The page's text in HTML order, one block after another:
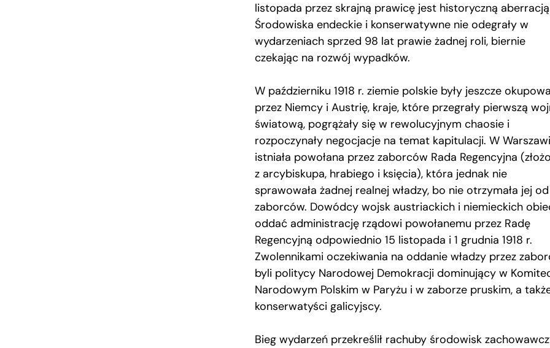
listopada przez skrajną prawicę jest historyczną
Środowiska endeckie i konserwatywne nie odegrały w
wydarzeniach sprzed 98 lat prawie żadnej roli, biernie
czekając na rozwój wypadków.
W październiku 1918 r. ziemie polskie były jeszcze
przez Niemcy i Austrię, kraje, które przegrały pierwszą
światową, pogrążały się w rewolucyjnym chaosie i
rozpoczynały negocjacje na temat kapitulacji. W
istniała powołana przez zaborców Rada Regencyjna
z arcybiskupa, hrabiego i księcia), która jednak nie
sprawowała żadnej realnej władzy, bo nie otrzymała jej od
zaborców. Dowódcy wojsk austriackich i niemieckich
oddać administrację rządowi powołanemu przez Radę
Regencyjną odpowiednio 15 listopada i 1 grudnia 1918 r.
Zwolennikami oczekiwania na oddanie władzy przez
byli politycy Narodowej Demokracji dominujący w
Narodowym Polskim w Paryżu i w zaborze pruskim, a
konserwatyści galicyjscy.
Bieg wydarzeń przekreślił rachuby środowisk